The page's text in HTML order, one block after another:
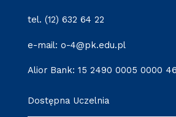
tel. (12) 632 64 22
e-mail: o-4@pk.edu.pl
Alior Bank: 15 2490 0005 0000
Dostępna Uczelnia